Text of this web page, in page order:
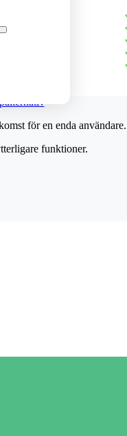
för en enda användare.
funktioner.